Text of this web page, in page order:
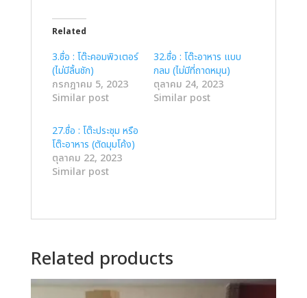
Related
3.ชื่อ : โต๊ะคอมพิวเตอร์
(ไม่มีลิ้นชัก)
กรกฎาคม 5, 2023
Similar post
32.ชื่อ : โต๊ะอาหาร แบบ
กลม (ไม่มีที่ถาดหมุน)
ตุลาคม 24, 2023
Similar post
27.ชื่อ : โต๊ะประชุม หรือ
โต๊ะอาหาร (ตัดมุมโค้ง)
ตุลาคม 22, 2023
Similar post
Related products